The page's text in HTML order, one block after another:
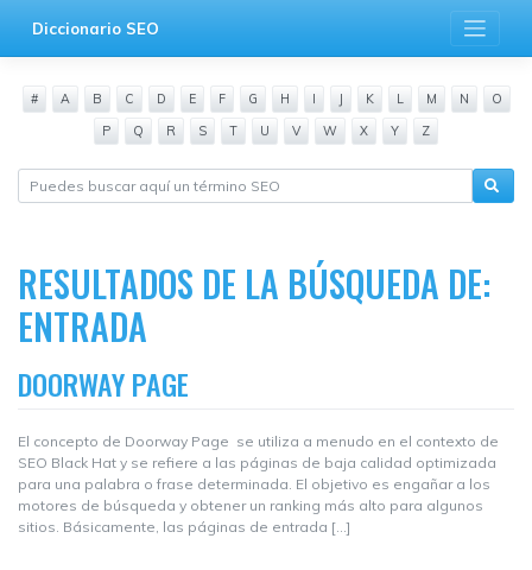
Diccionario SEO
# A B C D E F G H I J K L M N
O
P
Q R S T U V W X Y Z
RESULTADOS DE LA BÚSQUEDA DE:
ENTRADA
DOORWAY PAGE
El concepto de Doorway Page se utiliza a menudo en el contexto de
SEO Black Hat y se refiere a las páginas de baja calidad optimizada
para una palabra o frase determinada. El objetivo es engañar a los
motores de búsqueda y obtener un ranking más alto para algunos
sitios. Básicamente, las páginas de entrada […]